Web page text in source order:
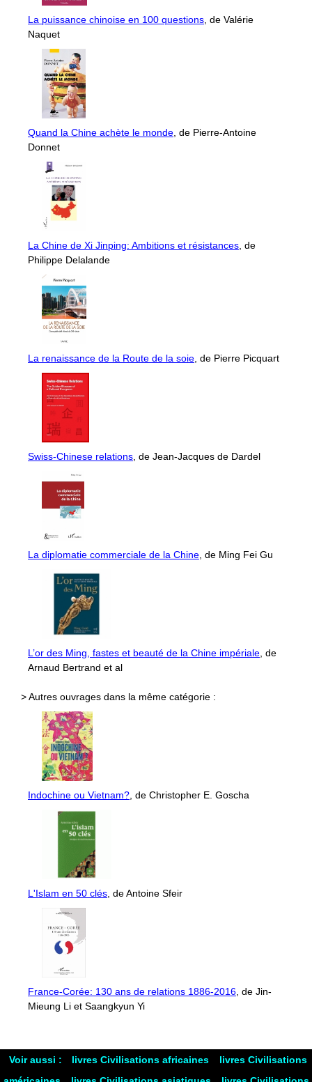
La puissance chinoise en 100 questions , de Valérie
Naquet
Quand la Chine achète le monde , de Pierre-Antoine
Donnet
La Chine de Xi Jinping: Ambitions et résistances , de
Philippe Delalande
La renaissance de la Route de la soie , de Pierre Picquart
Swiss-Chinese relations , de Jean-Jacques de Dardel
La diplomatie commerciale de la Chine , de Ming Fei Gu
L’or des Ming, fastes et beauté de la Chine impériale , de
Arnaud Bertrand et al
> Autres ouvrages dans la même catégorie :
Indochine ou Vietnam? , de Christopher E. Goscha
L'Islam en 50 clés , de Antoine Sfeir
France-Corée: 130 ans de relations 1886-2016 , de Jin-
Mieung Li et Saangkyun Yi
Voir aussi : livres Civilisations africaines
livres Civilisations